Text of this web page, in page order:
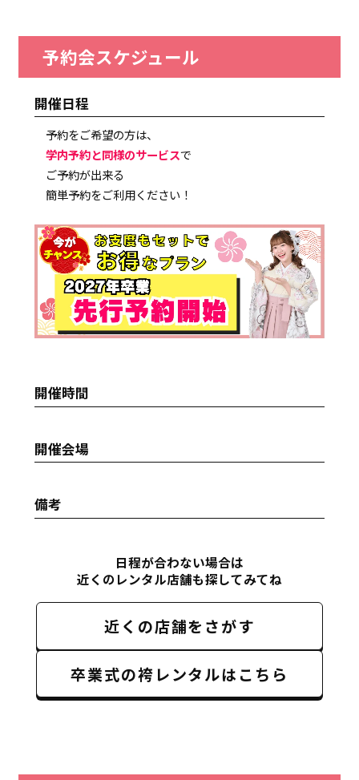
予約会スケジュール
開催日程
予約をご希望の方は、
学内予約と同様のサービスで
ご予約が出来る
簡単予約をご利用ください！
開催時間
開催会場
備考
日程が合わない場合は
近くのレンタル店舗も探してみてね
近くの店舗をさがす
卒業式の袴レンタルはこちら